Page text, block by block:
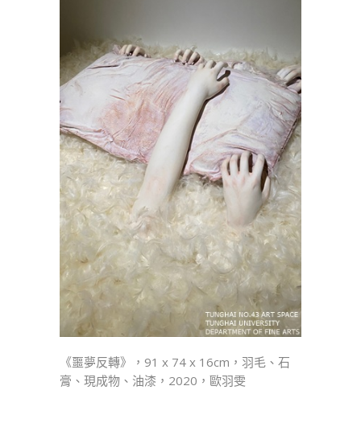
《噩夢反轉》，91 x 74 x 16cm，羽毛、石
膏、現成物、油漆，2020，歐羽雯